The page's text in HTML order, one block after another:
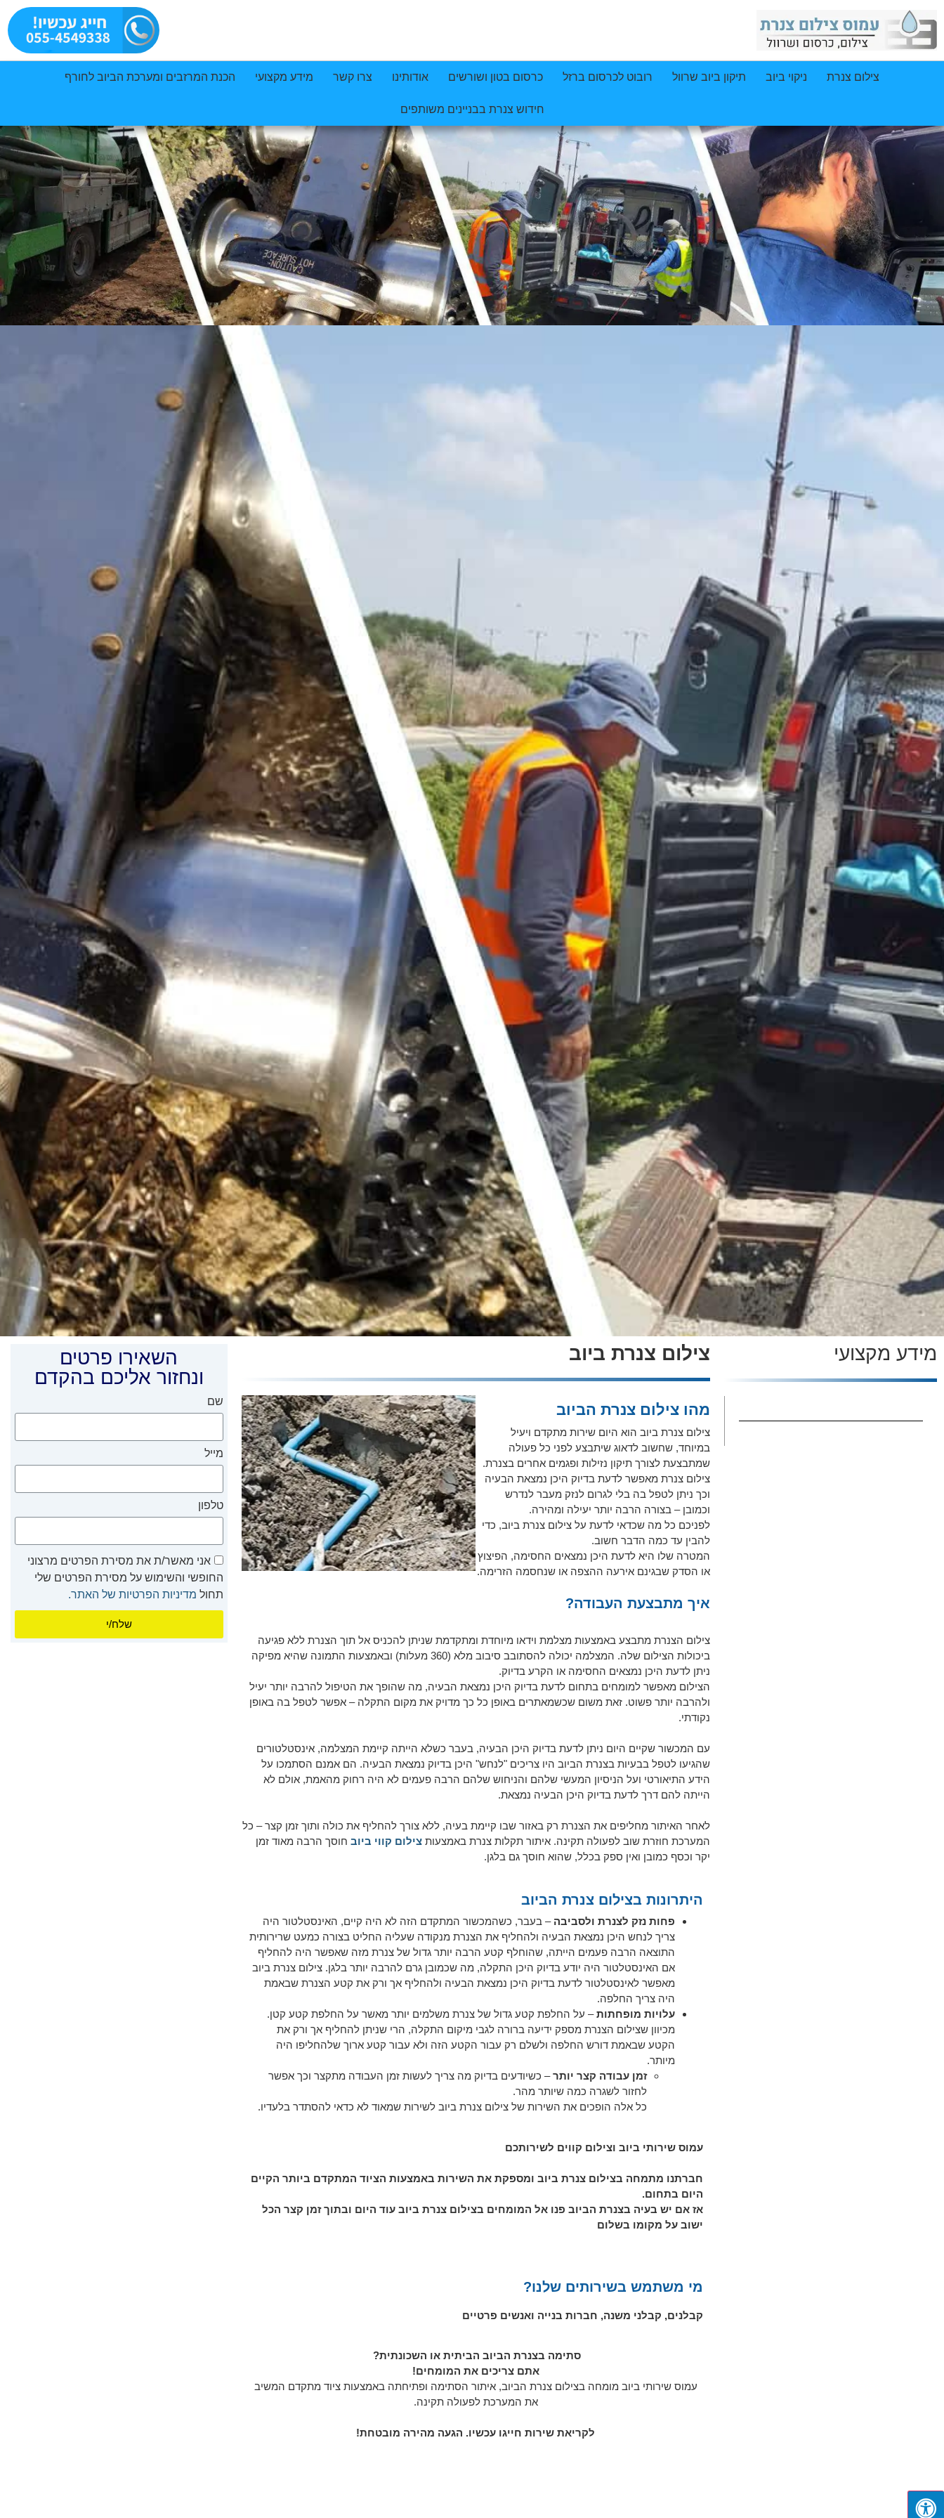
צילום צנרת ניקוי ביוב תיקון ביוב שרוול רובוט לכרסום ברזל כרסום בטון ושורשים אודותינו צרו קשר מידע מקצועי הכנת המרזבים ומערכת הביוב לחורף
חידוש צנרת בבניינים משותפים
מידע מקצועי צילום צנרת ביוב
מהו צילום צנרת הביוב
צילום צנרת ביוב הוא היום שירות מתקדם ויעיל
במיוחד, שחשוב לדאוג שיתבצע לפני כל פעולה
שמתבצעת לצורך תיקון נזילות ופגמים אחרים בצנרת.
צילום צנרת מאפשר לדעת בדיוק היכן נמצאת הבעיה
וכך ניתן לטפל בה בלי לגרום לנזק מעבר לנדרש
וכמובן – בצורה הרבה יותר יעילה ומהירה.
לפניכם כל מה שכדאי לדעת על צילום צנרת ביוב, כדי
להבין עד כמה הדבר חשוב.
המטרה שלו היא לדעת היכן נמצאים החסימה, הפיצוץ
או הסדק שבגינם אירעה ההצפה או שנחסמה הזרימה.
איך מתבצעת העבודה?
צילום הצנרת מתבצע באמצעות מצלמת וידאו מיוחדת ומתקדמת שניתן להכניס אל תוך הצנרת ללא פגיעה
ביכולות הצילום שלה. המצלמה יכולה להסתובב סיבוב מלא (360 מעלות) ובאמצעות התמונה שהיא מפיקה
ניתן לדעת היכן נמצאים החסימה או הקרע בדיוק.
הצילום מאפשר למומחים בתחום לדעת בדיוק היכן נמצאת הבעיה, מה שהופך את הטיפול להרבה יותר יעיל
ולהרבה יותר פשוט. זאת משום שכשמאתרים באופן כל כך מדויק את מקום התקלה – אפשר לטפל בה באופן
נקודתי.
עם המכשור שקיים היום ניתן לדעת בדיוק היכן הבעיה, בעבר כשלא הייתה קיימת המצלמה, אינסטלטורים
שהגיעו לטפל בבעיות בצנרת הביוב היו צריכים "לנחש" היכן בדיוק נמצאת הבעיה. הם אמנם הסתמכו על
הידע התיאורטי ועל הניסיון המעשי שלהם והניחוש שלהם הרבה פעמים לא היה רחוק מהאמת, אולם לא
הייתה להם דרך לדעת בדיוק היכן הבעיה נמצאת.
לאחר האיתור מחליפים את הצנרת רק באזור שבו קיימת בעיה, ללא צורך להחליף את כולה ותוך זמן קצר – כל
המערכת חוזרת שוב לפעולה תקינה. איתור תקלות צנרת באמצעות צילום קווי ביובחוסך הרבה מאוד זמן
יקר וכסף כמובן ואין ספק בכלל, שהוא חוסך גם בלגן.
היתרונות בצילום צנרת הביוב
פחות נזק לצנרת ולסביבה– בעבר, כשהמכשור המתקדם הזה לא היה קיים, האינסטלטור היה
צריך לנחש היכן נמצאת הבעיה ולהחליף את הצנרת מנקודה שעליה החליט בצורה כמעט שרירותית
התוצאה הרבה פעמים הייתה, שהוחלף קטע הרבה יותר גדול של צנרת מזה שאפשר היה להחליף
אם האינסטלטור היה יודע בדיוק היכן התקלה, מה שכמובן גרם להרבה יותר בלגן. צילום צנרת ביוב
מאפשר לאינסטלטור לדעת בדיוק היכן נמצאת הבעיה ולהחליף אך ורק את קטע הצנרת שבאמת
היה צריך החלפה.
עלויות מופחתות– על החלפת קטע גדול של צנרת משלמים יותר מאשר על החלפת קטע קטן.
מכיוון שצילום הצנרת מספק ידיעה ברורה לגבי מיקום התקלה, הרי שניתן להחליף אך ורק את
הקטע שבאמת דורש החלפה ולשלם רק עבור הקטע הזה ולא עבור קטע ארוך שלהחליפו היה
מיותר.
זמן עבודה קצר יותר– כשיודעים בדיוק מה צריך לעשות זמן העבודה מתקצר וכך אפשר
לחזור לשגרה כמה שיותר מהר.
כל אלה הופכים את השירות של צילום צנרת ביוב לשירות שמאוד לא כדאי להסתדר בלעדיו.
עמוס שירותי ביוב וצילום קווים לשירותכם
חברתנו מתמחה בצילום צנרת ביוב ומספקת את השירות באמצעות הציוד המתקדם ביותר הקיים
היום בתחום.
אז אם יש בעיה בצנרת הביוב פנו אל המומחים בצילום צנרת ביוב עוד היום ובתוך זמן קצר הכל
ישוב על מקומו בשלום
מי משתמש בשירותים שלנו?
קבלנים, קבלני משנה, חברות בנייה ואנשים פרטיים
סתימה בצנרת הביוב הביתית או השכונתית?
אתם צריכים את המומחים!
עמוס שירותי ביוב מומחה בצילום צנרת הביוב, איתור הסתימה ופתיחתה באמצעות ציוד מתקדם המשיב
את המערכת לפעולה תקינה.
לקריאת שירות חייגו עכשיו. הגעה מהירה מובטחת!
השאירו פרטים
ונחזור אליכם בהקדם
שם
מייל
טלפון
אני מאשר/ת את מסירת הפרטים מרצוני
החופשי והשימוש על מסירת הפרטים שלי
תחול מדיניות הפרטיות של האתר.
שלח/י